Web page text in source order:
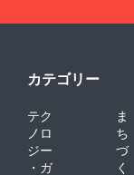
カテゴリー
テク
ノロ
ジー
・ガ
ま
ち
づ
く